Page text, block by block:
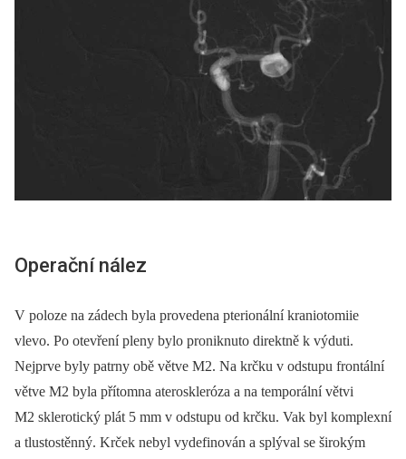
Operační nález
V poloze na zádech byla provedena pterionální kraniotomiie
vlevo. Po otevření pleny bylo proniknuto direktně k výduti.
Nejprve byly patrny obě větve M2. Na krčku v odstupu frontální
větve M2 byla přítomna ateroskleróza a na temporální větvi
M2 sklerotický plát 5 mm v odstupu od krčku. Vak byl komplexní
a tlustostěnný. Krček nebyl vydefinován a splýval se širokým